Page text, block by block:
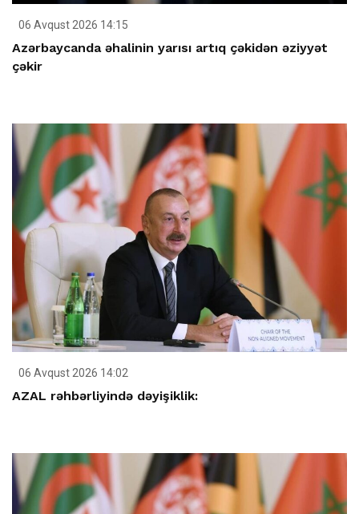
06 Avqust 2026 14:15
Azərbaycanda əhalinin yarısı artıq çəkidən əziyyət
çəkir
06 Avqust 2026 14:02
AZAL rəhbərliyində dəyişiklik: